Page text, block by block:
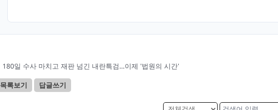
180일 수사 마치고 재판 넘긴 내란특검…이제 '법원의 시간'
목록보기 답글쓰기